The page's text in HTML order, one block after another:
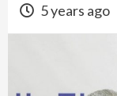
5 years ago